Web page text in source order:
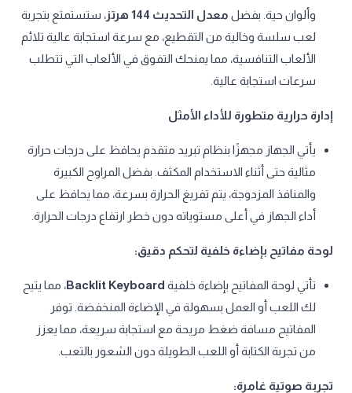
وألوان حية. بفضل معدل التحديث 144 هرتز
، ستستمتع بتجربة
لعب سلسة وخالية من التقطيع، مع سرعة استجابة عالية تلائم
الألعاب التنافسية، مما يمنحك التفوق في الألعاب التي تتطلب
سرعات استجابة عالية.
إدارة حرارية متطورة للأداء الأمثل
يأتي الجهاز مجهزًا بنظام تبريد متقدم يحافظ على درجات حرارة
مثالية حتى أثناء الاستخدام المكثف. بفضل المراوح الكبيرة
والمنافذ المزدوجة، يتم تفريغ الحرارة بسرعة، مما يحافظ على
أداء الجهاز في أعلى مستوياته دون خطر ارتفاع درجات الحرارة.
لوحة مفاتيح بإضاءة خلفية لتحكم دقيق:
تأتي لوحة المفاتيح بإضاءة خلفية Backlit Keyboard، مما يتيح
لك اللعب أو العمل بسهولة في الإضاءة المنخفضة. توفر
المفاتيح مسافة ضغط مريحة مع استجابة سريعة، مما يعزز
من تجربة الكتابة أو اللعب الطويلة دون الشعور بالتعب.
تجربة صوتية غامرة: